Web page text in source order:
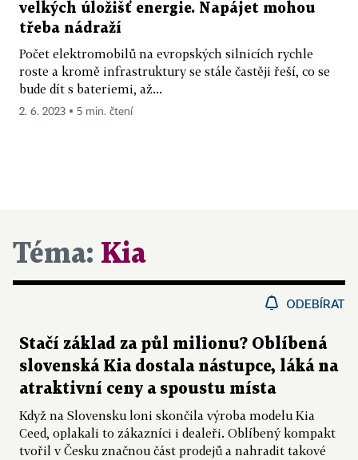
velkých úložišť energie. Napájet mohou
třeba nádraží
Počet elektromobilů na evropských silnicích rychle
roste a kromě infrastruktury se stále častěji řeší, co se
bude dít s bateriemi, až...
2. 6. 2023 ▪ 5 min. čtení
Téma: Kia
ODEBÍRAT
Stačí základ za půl milionu? Oblíbená
slovenská Kia dostala nástupce, láká na
atraktivní ceny a spoustu místa
Když na Slovensku loni skončila výroba modelu Kia
Ceed, oplakali to zákazníci i dealeři. Oblíbený kompakt
tvořil v Česku značnou část prodejů a nahradit takové